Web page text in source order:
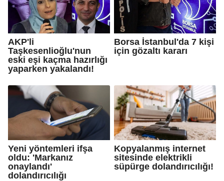
AKP'li
Taşkesenlioğlu'nun
eski eşi kaçma hazırlığı
yaparken yakalandı!
Borsa İstanbul'da 7 kişi
için gözaltı kararı
Yeni yöntemleri ifşa
oldu: 'Markanız
onaylandı'
dolandırıcılığı
Kopyalanmış internet
sitesinde elektrikli
süpürge dolandırıcılığı!